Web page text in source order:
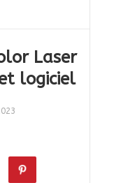
Laser
logiciel